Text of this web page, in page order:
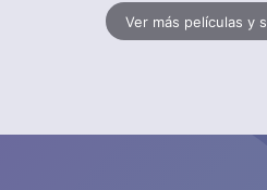
Ver más películas y